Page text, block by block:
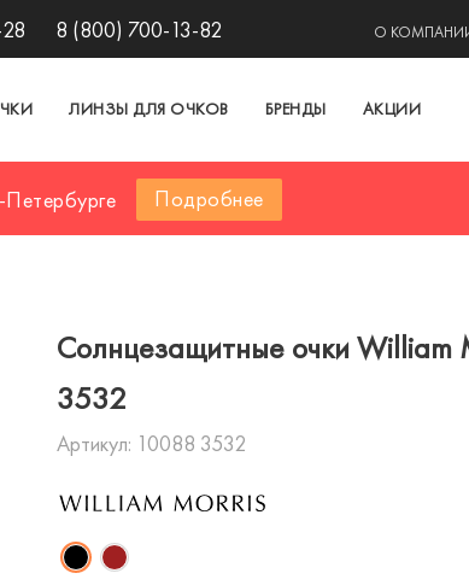
8 (800) 700-13-82 О
ЛИНЗЫ ДЛЯ ОЧКОВ БРЕНДЫ АКЦИИ
Подробнее
Солнцезащитные очки William
3532
Артикул: 10088 3532